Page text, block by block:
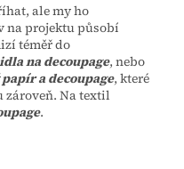
ale my ho
na projektu působí
téměř do
na decoupage, nebo
a decoupage, které
zároveň. Na textil
.